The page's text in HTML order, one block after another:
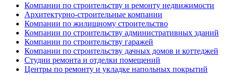
Компании по строительству и ремонту недвижимости
Архитектурно-строительные компании
Компании по жилищному строительство
Компании по строительству административных зданий
Компании по строительству гаражей
Компании по строительству дачных домов и коттеджей
Студии ремонта и отделки помещений
Центры по ремонту и укладке напольных покрытий